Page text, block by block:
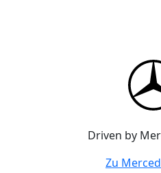
Driven by
Zu